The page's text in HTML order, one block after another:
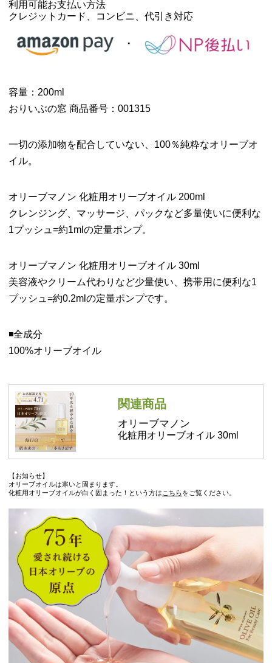
利用可能お支払い方法
クレジットカード、コンビニ、代引き対応
容量：200ml
おりいぶの窓 商品番号：001315
一切の添加物を配合していない、100％純粋なオリーブオ
イル。
オリーブマノン 化粧用オリーブオイル 200ml
クレンジング、マッサージ、パックなど多量使いに便利な
1プッシュ=約1mlの定量ポンプ。
オリーブマノン 化粧用オリーブオイル 30ml
美容液やクリーム代わりなど少量使い、携帯用に便利な1
プッシュ=約0.2mlの定量ポンプです。
◾️全成分
100%オリーブオイル
関連商品
オリーブマノン
化粧用オリーブオイル 30ml
【お知らせ】
オリーブオイルは寒いと固まります。
化粧用オリーブオイルが白く固まった！という方は こちらをご覧ください。